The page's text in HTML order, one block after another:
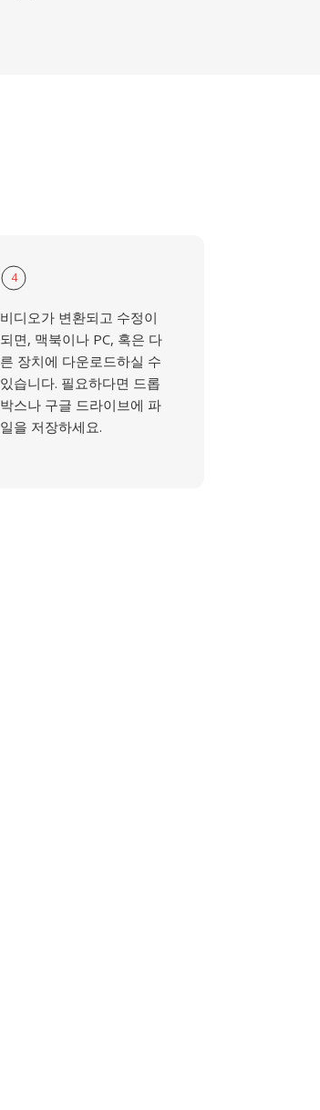
4
비디오가 변환되고 수정이
되면, 맥북이나 PC, 혹은 다
른 장치에 다운로드하실 수
있습니다. 필요하다면 드롭
박스나 구글 드라이브에 파
일을 저장하세요.